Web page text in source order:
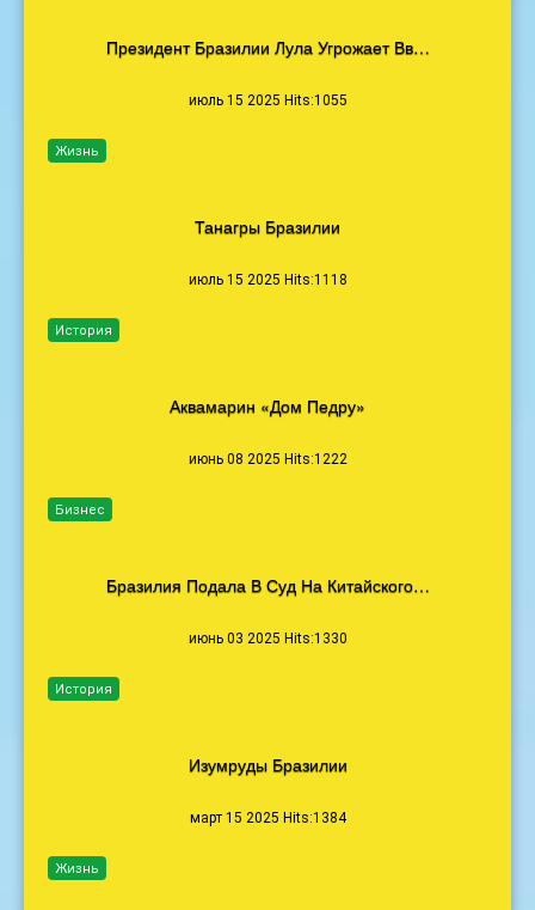
Президент Бразилии Лула Угрожает Вв…
июль 15 2025 Hits:1055
Танагры Бразилии
июль 15 2025 Hits:1118
Жизнь
Аквамарин «Дом Педру»
июнь 08 2025 Hits:1222
История
Бразилия Подала В Суд На Китайского…
июнь 03 2025 Hits:1330
Бизнес
Изумруды Бразилии
март 15 2025 Hits:1384
История
Жизнь